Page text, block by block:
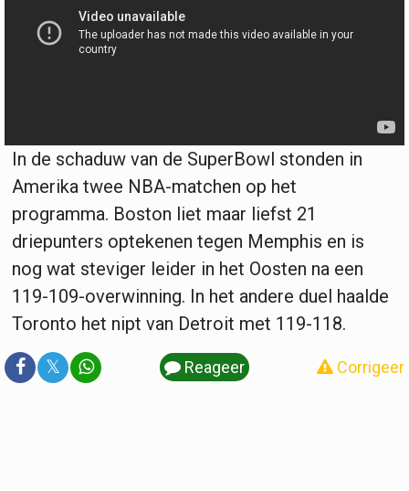
In de schaduw van de SuperBowl stonden in
Amerika twee NBA-matchen op het
programma. Boston liet maar liefst 21
driepunters optekenen tegen Memphis en is
nog wat steviger leider in het Oosten na een
119-109-overwinning. In het andere duel haalde
Toronto het nipt van Detroit met 119-118.
𝕏 Reageer Corrigeer